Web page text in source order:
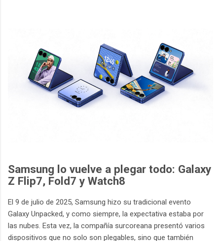
Samsung lo vuelve a plegar todo: Galaxy
Z Flip7, Fold7 y Watch8
El 9 de julio de 2025, Samsung hizo su tradicional evento
Galaxy Unpacked, y como siempre, la expectativa estaba por
las nubes. Esta vez, la compañía surcoreana presentó varios
dispositivos que no solo son plegables, sino que también